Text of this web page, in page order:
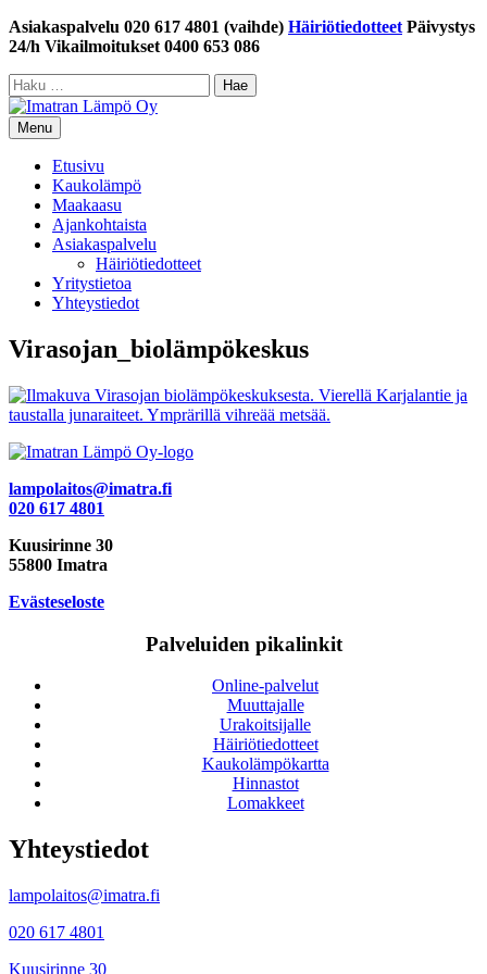
Siirry
sisältöön
Asiakaspalvelu 020 617 4801 (vaihde) Häiriötiedotteet Päivystys
24/h Vikailmoitukset 0400 653 086
Haku:
Menu
Etusivu
Kaukolämpö
Maakaasu
Ajankohtaista
Asiakaspalvelu
Häiriötiedotteet
Yritystietoa
Yhteystiedot
Virasojan_biolämpökeskus
lampolaitos@imatra.fi
020 617 4801
Kuusirinne 30
55800 Imatra
Evästeseloste
Palveluiden pikalinkit
Online-palvelut
Muuttajalle
Urakoitsijalle
Häiriötiedotteet
Kaukolämpökartta
Hinnastot
Lomakkeet
Yhteystiedot
lampolaitos@imatra.fi
020 617 4801
Kuusirinne 30